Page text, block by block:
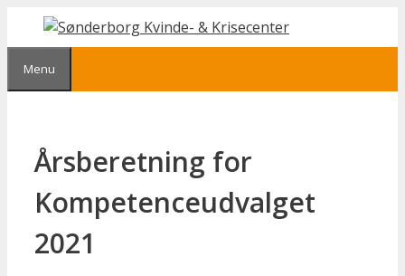
indhold
Menu
Årsberetning for
Kompetenceudvalget
2021